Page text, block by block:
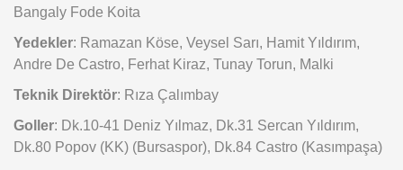
Bangaly Fode Koita
Yedekler: Ramazan Köse, Veysel Sarı, Hamit Yıldırım,
Andre De Castro, Ferhat Kiraz, Tunay Torun, Malki
Teknik Direktör: Rıza Çalımbay
Goller: Dk.10-41 Deniz Yılmaz, Dk.31 Sercan Yıldırım,
Dk.80 Popov (KK) (Bursaspor), Dk.84 Castro (Kasımpaşa)